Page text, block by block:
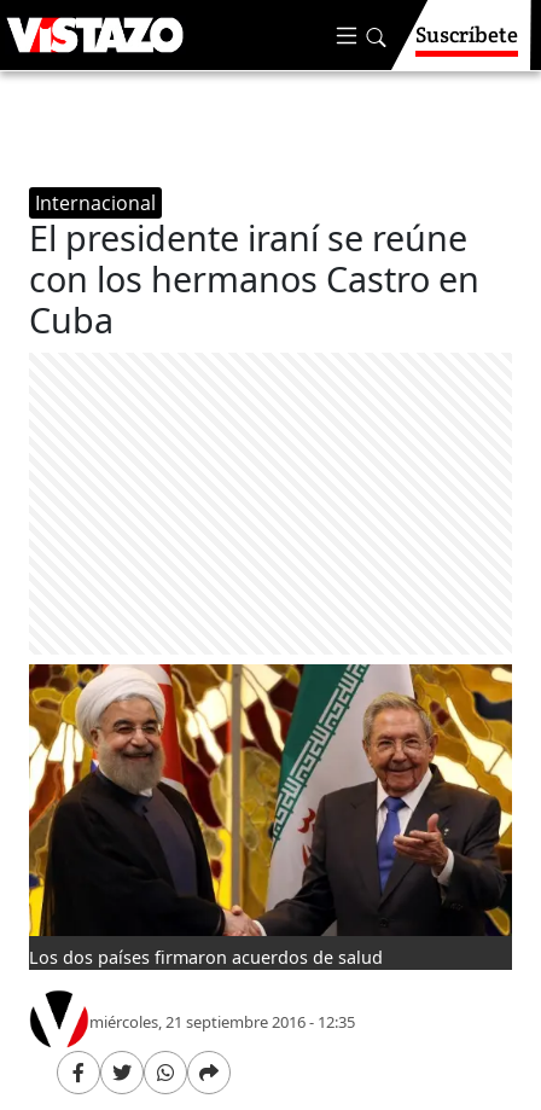
Suscríbete
Internacional
El presidente iraní se reúne
con los hermanos Castro en
Cuba
Los dos países firmaron acuerdos de salud
miércoles, 21 septiembre 2016 - 12:35